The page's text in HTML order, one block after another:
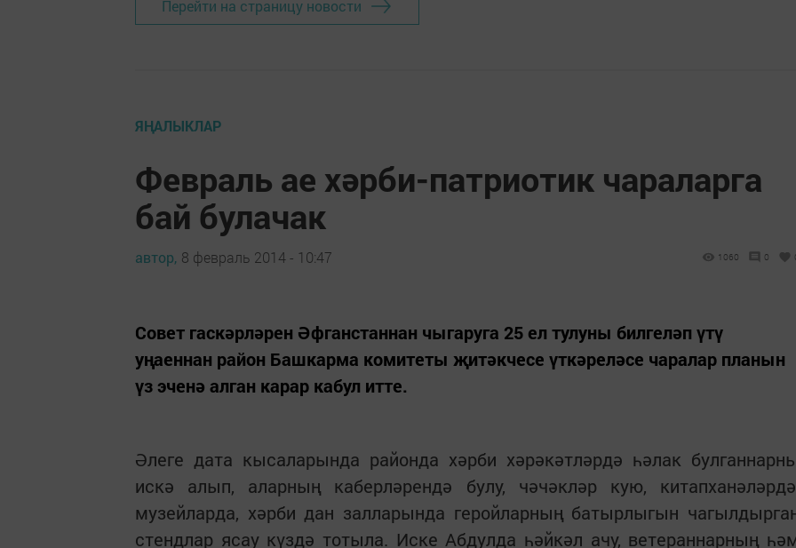
Перейти на страницу новости
ЯҢАЛЫКЛАР
Февраль ае хәрби-патриотик чараларга
бай булачак
автор, 8 февраль 2014 - 10:47 1060 0
Совет гаскәрләрен Әфганстаннан чыгаруга 25 ел тулуны билгеләп үтү
уңаеннан район Башкарма комитеты җитәкчесе үткәреләсе чаралар планын
үз эченә алган карар кабул итте.
Әлеге дата кысаларында районда хәрби хәрәкәтләрдә һәлак
искә алып, аларның каберләрендә булу, чәчәкләр кую,
музейларда, хәрби дан залларында геройларның батырлыгын
стендлар ясау күздә тотыла. Иске Абдулда һәйкәл ачу, ветераннарның